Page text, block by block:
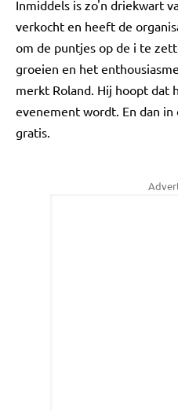
Inmiddels is zo'n driekwart
verkocht en heeft de
om de puntjes op de i te
groeien en het
merkt Roland. Hij hoopt dat
evenement wordt. En dan
gratis.